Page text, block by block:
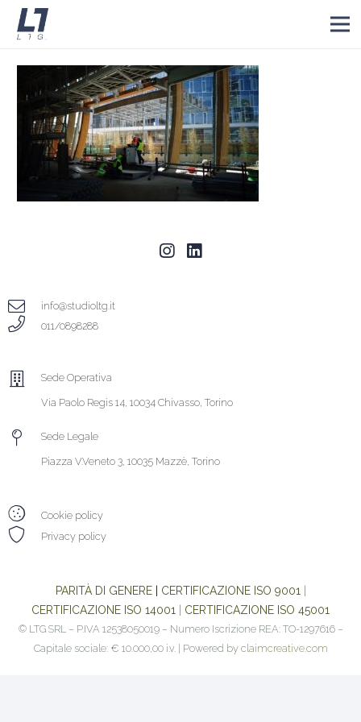
info@studioltg.it
011/0898288
Sede Operativa
Via Paolo Regis 14, 10034 Chivasso, Torino
Sede Legale
Piazza V.Veneto 3, 10035 Mazzè, Torino
Cookie policy
Privacy policy
PARITÀ DI GENERE| CERTIFICAZIONE ISO 9001 |
CERTIFICAZIONE ISO 14001 | CERTIFICAZIONE ISO 45001
© LTG SRL – P.IVA 12538050019 – Numero Iscrizione REA: TO-1297616 –
Capitale sociale: € 10.000,00 i.v. | Powered by claimcreative.com